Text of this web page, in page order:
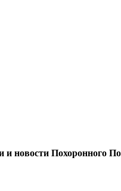
и новости Похоронного